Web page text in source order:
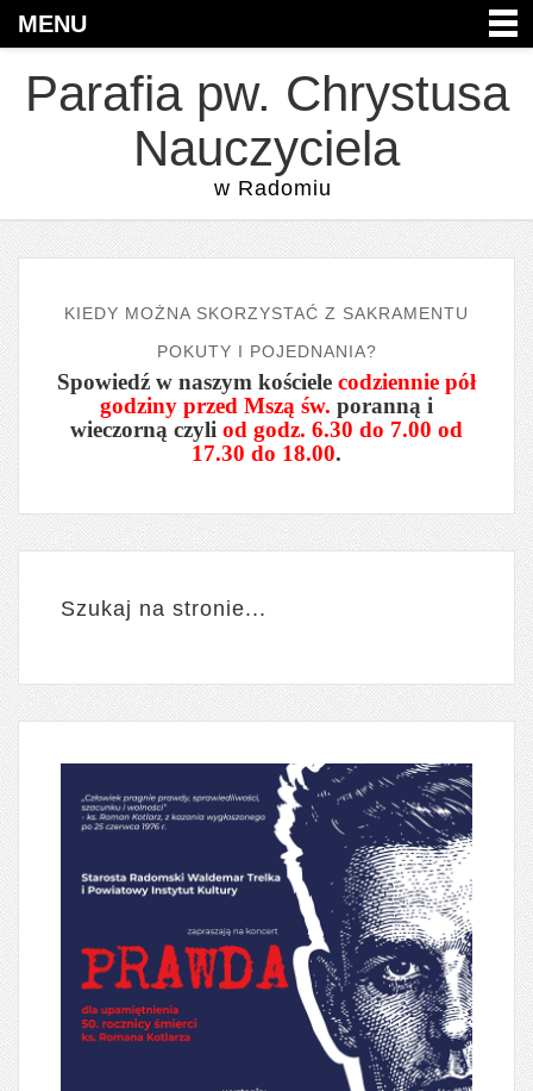
MENU
Parafia pw. Chrystusa
Nauczyciela
w Radomiu
KIEDY MOŻNA SKORZYSTAĆ Z SAKRAMENTU
POKUTY I POJEDNANIA?
Spowiedź w naszym kościele codziennie pół
godziny przed Mszą św. poranną i
wieczorną czyli od godz. 6.30 do 7.00 od
17.30 do 18.00.
Szukaj na stronie...